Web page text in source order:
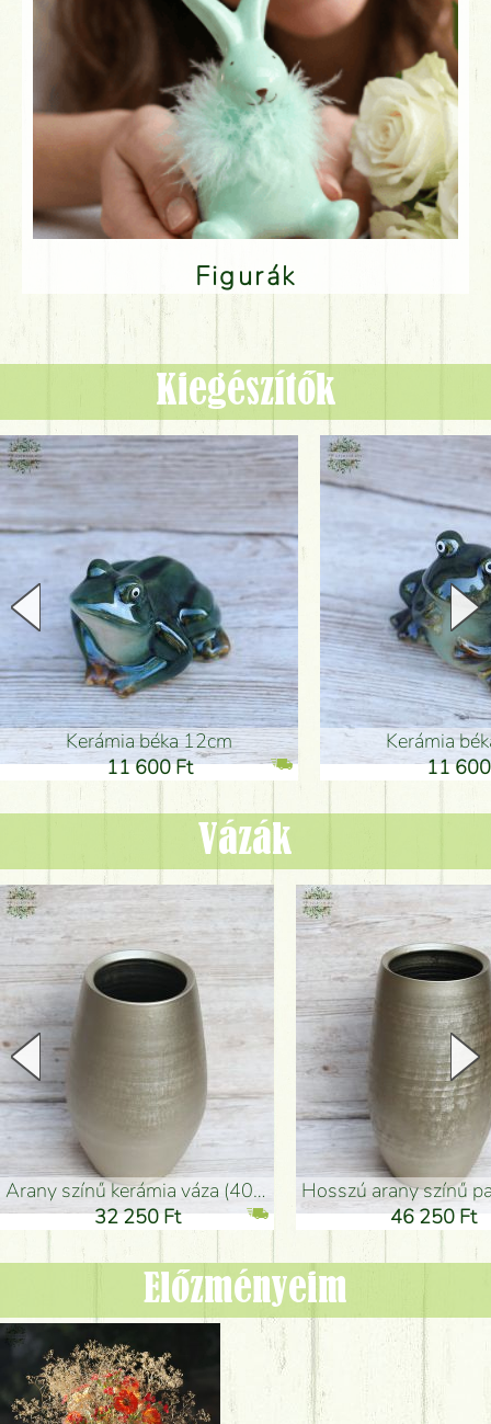
Figurák
Kiegészítők
Kerámia béka 12cm
11 600 Ft
Kerámia
11
Vázák
arany színű kerámia váza (40x26cm)
32 250 Ft
hosszú arany színű
46 250 Ft
Előzményeim